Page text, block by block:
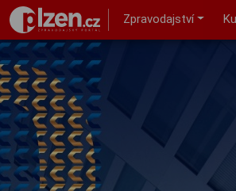
Zpravodajství